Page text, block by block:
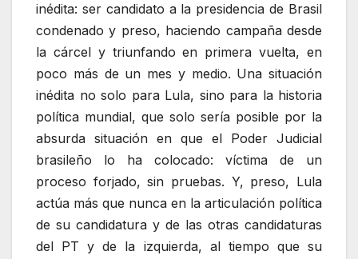
inédita: ser candidato a la presidencia de Brasil
condenado y preso, haciendo campaña desde
la cárcel y triunfando en primera vuelta, en
poco más de un mes y medio. Una situación
inédita no solo para Lula, sino para la historia
política mundial, que solo sería posible por la
absurda situación en que el Poder Judicial
brasileño lo ha colocado: víctima de un
proceso forjado, sin pruebas. Y, preso, Lula
actúa más que nunca en la articulación política
de su candidatura y de las otras candidaturas
del PT y de la izquierda, al tiempo que su